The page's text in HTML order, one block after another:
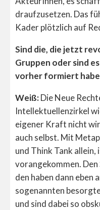
draufzusetzen. Das
Kader plötzlich auf
Sind die, die jetzt
Gruppen oder sind
vorher formiert
Weiß:Die Neue
Intellektuellenzirkel
eigener Kraft nicht
auch selbst. Mit
und Think Tank allein,
vorangekommen.
den haben dann eben
sogenannten
und sind dabei so